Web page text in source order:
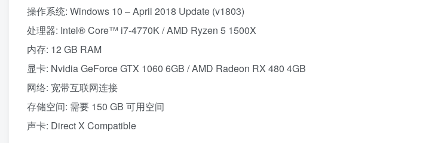
操作系统: Windows 10 – April 2018 Update (v1803)
处理器: Intel® Core™ i7-4770K / AMD Ryzen 5 1500X
内存: 12 GB RAM
显卡: Nvidia GeForce GTX 1060 6GB / AMD Radeon RX 480 4GB
网络: 宽带互联网连接
存储空间: 需要 150 GB 可用空间
声卡: Direct X Compatible